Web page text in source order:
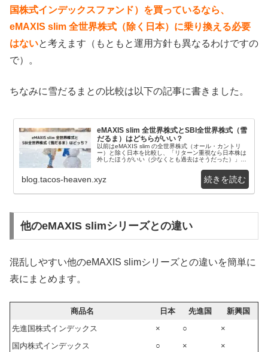
国株式インデックスファンド）を買っているなら、
eMAXIS slim 全世界株式（除く日本）に乗り換える必要
はないと考えます（もともと運用方針も異なるわけですの
で）。
ちなみに雪だるまとの比較は以下の記事に書きました。
eMAXIS slim 全世界株式とSBI全世界株式（雪
だるま）はどちらがいい？
以前はeMAXIS slim の全世界株式（オール・カントリ
ー）と除く日本を比較し、「リターン重視なら日本株は
外したほうがいい（少なくとも過去はそうだった）」と
blog.tacos-heaven.xyz
他のeMAXIS slimシリーズとの違い
混乱しやすい他のeMAXIS slimシリーズとの違いを簡単に
表にまとめます。
商品名 日本 先進国
新興国
先進国株式インデックス
× ○
×
国内株式インデックス
○ × ×